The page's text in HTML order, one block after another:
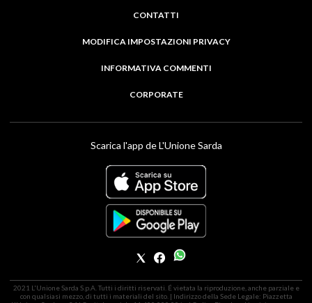
CONTATTI
MODIFICA IMPOSTAZIONI PRIVACY
INFORMATIVA COMMENTI
CORPORATE
Scarica l'app de L'Unione Sarda
2021 L'Unione Sarda S.p.A. Tutti i diritti riservati. É vietata la riproduzione, anche parziale e
con qualsiasi mezzo, di tutti i materiali del sito. | Indirizzo della Sede Legale: Piazzetta